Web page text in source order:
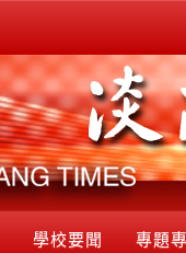
學校要聞 專題